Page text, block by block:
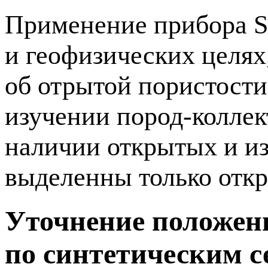
Применение прибора
и геофизических
об отрытой
изучении пород-
наличии открытых и
выделенны только
Уточнение
по синтетическим